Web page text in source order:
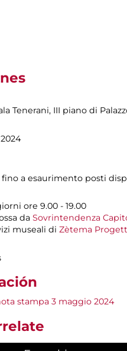
Tenerani, III piano di
fino a esaurimento posti
ore 9.00 - 19.00
da Sovrintendenza
museali di Zètema
stampa 3 maggio 2024